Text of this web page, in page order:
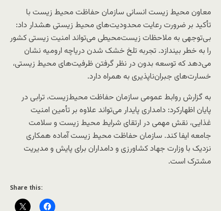
معاون محیط زیست انسانی سازمان حفاظت محیط زیست با
تأکید بر ضرورت رعایت محدودیت‌های محیط زیستی هشدار داد:
بی‌توجهی به ملاحظات زیست‌محیطی می‌تواند امنیت زیستی کشور
را به خطر بیندازد. تجربه تلخ خشک شدن دریاچه ارومیه نشان
می‌دهد که توسعه بدون در نظر گرفتن ظرفیت‌های محیط‌ زیستی،
خسارت‌های جبران‌ناپذیری به همراه دارد.
به گزارش روابط عمومی سازمان حفاظت محیط‌زیست، ترابی در
پایان اظهارکرد: دامداری پایدار می‌تواند علاوه بر تأمین امنیت
غذایی، نقش مهمی در ارتقای شرایط محیط زیست و سلامت
جامعه ایفا کند. سازمان حفاظت محیط زیست آماده همکاری
نزدیک با وزارت جهاد کشاورزی و دامداران برای پایش و مدیریت
مشترک است.
Share this: